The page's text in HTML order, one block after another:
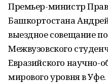
Премьер-министр
Башкортостана
выездное совещание
Межвузовского
Евразийского научно-
мирового уровня в Уфе.